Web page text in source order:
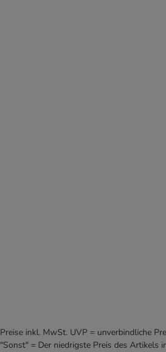
Preise inkl. MwSt. UVP = unverbindliche
"Sonst" = Der niedrigste Preis des Artikels